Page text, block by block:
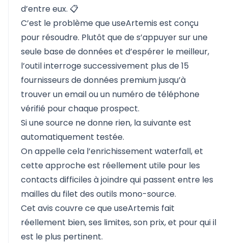
d’entre eux. 📋
C’est le problème que useArtemis est conçu
pour résoudre. Plutôt que de s’appuyer sur une
seule base de données et d’espérer le meilleur,
l’outil interroge successivement plus de 15
fournisseurs de données premium jusqu’à
trouver un email ou un numéro de téléphone
vérifié pour chaque prospect.
Si une source ne donne rien, la suivante est
automatiquement testée.
On appelle cela l’enrichissement waterfall, et
cette approche est réellement utile pour les
contacts difficiles à joindre qui passent entre les
mailles du filet des outils mono-source.
Cet avis couvre ce queuseArtemis fait
réellement bien, ses limites, son prix, et pour qui il
est le plus pertinent.